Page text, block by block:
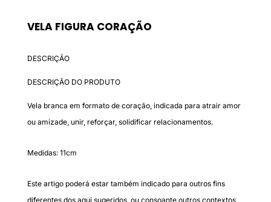
VELA FIGURA CORAÇÃO
DESCRIÇÃO
DESCRIÇÃO DO PRODUTO
Vela branca em formato de coração, indicada para atrair amor
ou amizade, unir, reforçar, solidificar relacionamentos.
Medidas: 11cm
Este artigo poderá estar também indicado para outros fins
diferentes dos aqui sugeridos, ou consoante outros contextos,